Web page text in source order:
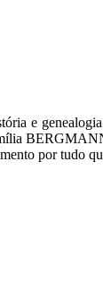
e
por tudo